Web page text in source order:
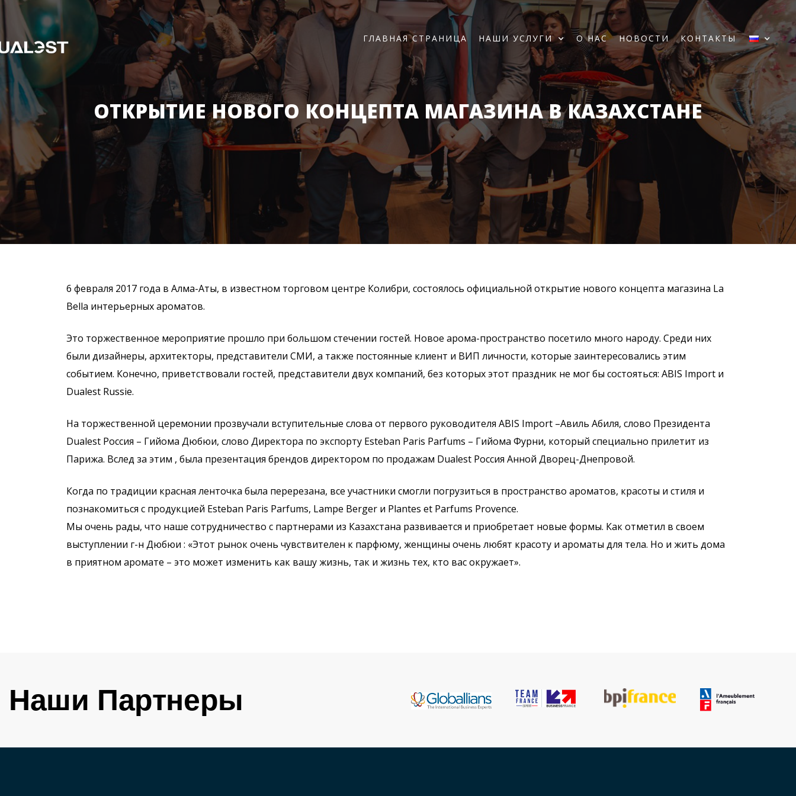
ГЛАВНАЯ СТРАНИЦА НАШИ УСЛУГИ О НАС НОВОСТИ КОНТАКТЫ
ОТКРЫТИЕ НОВОГО КОНЦЕПТА МАГАЗИНА В КАЗАХСТАНЕ
6 февраля 2017 года в Алма-Аты, в известном торговом центре Колибри, состоялось официальной открытие нового концепта магазина La
Bella интерьерных ароматов.
Это торжественное мероприятие прошло при большом стечении гостей. Новое арома-пространство посетило много народу. Среди них
были дизайнеры, архитекторы, представители СМИ, а также постоянные клиент и ВИП личности, которые заинтересовались этим
событием. Конечно, приветствовали гостей, представители двух компаний, без которых этот праздник не мог бы состояться: ABIS Import и
Dualest Russie.
На торжественной церемонии прозвучали вступительные слова от первого руководителя ABIS Import –Авиль Абиля, слово Президента
Dualest Россия – Гийома Дюбюи, слово Директора по экспорту Esteban Paris Parfums – Гийома Фурни, который специально прилетит из
Парижа. Вслед за этим , была презентация брендов директором по продажам Dualest Россия Анной Дворец-Днепровой.
Когда по традиции красная ленточка была перерезана, все участники смогли погрузиться в пространство ароматов, красоты и стиля и
познакомиться с продукцией Esteban Paris Parfums, Lampe Berger и Plantes et Parfums Provence.
Мы очень рады, что наше сотрудничество с партнерами из Казахстана развивается и приобретает новые формы. Как отметил в своем
выступлении г-н Дюбюи : «Этот рынок очень чувствителен к парфюму, женщины очень любят красоту и ароматы для тела. Но и жить дома
в приятном аромате – это может изменить как вашу жизнь, так и жизнь тех, кто вас окружает».
Наши Партнеры